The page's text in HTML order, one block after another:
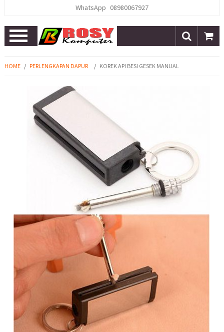
WhatsApp 08980067927
Open
Menu
HOME / PERLENGKAPAN DAPUR / KOREK API BESI GESEK MANUAL